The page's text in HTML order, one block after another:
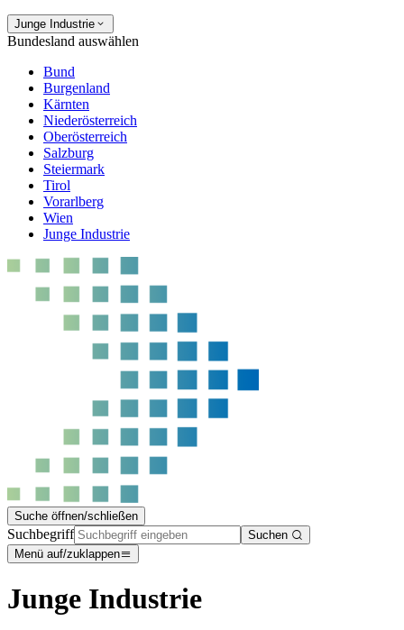
Junge Industrie
Bundesland auswählen
Bund
Burgenland
Kärnten
Niederösterreich
Oberösterreich
Salzburg
Steiermark
Tirol
Vorarlberg
Wien
Junge Industrie
Suche öffnen/schließen
Suchbegriff
Suchen
Menü auf/zuklappen
Junge Industrie